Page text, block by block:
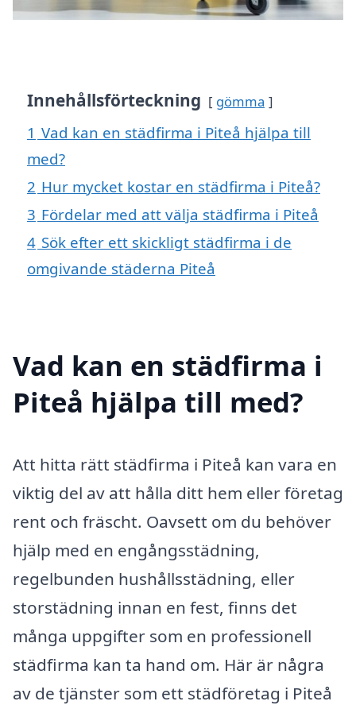
Innehållsförteckning gömma
1 Vad kan en städfirma i Piteå hjälpa till
med?
2 Hur mycket kostar en städfirma i Piteå?
3 Fördelar med att välja städfirma i Piteå
4 Sök efter ett skickligt städfirma i de
omgivande städerna Piteå
Vad kan en städfirma i
Piteå hjälpa till med?
Att hitta rätt städfirma i Piteå kan vara en
viktig del av att hålla ditt hem eller företag
rent och fräscht. Oavsett om du behöver
hjälp med en engångsstädning,
regelbunden hushållsstädning, eller
storstädning innan en fest, finns det
många uppgifter som en professionell
städfirma kan ta hand om. Här är några
av de tjänster som ett städföretag i Piteå